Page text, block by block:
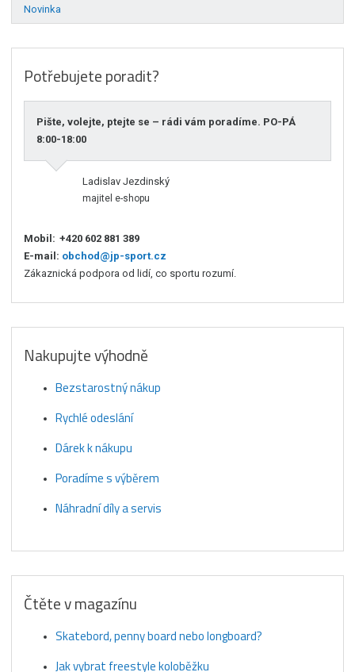
Novinka
Potřebujete poradit?
Pište, volejte, ptejte se – rádi vám poradíme. PO-PÁ
8:00-18:00
Ladislav Jezdinský
majitel e-shopu
Mobil: +420 602 881 389
E-mail: obchod@jp-sport.cz
Zákaznická podpora od lidí, co sportu rozumí.
Nakupujte výhodně
Bezstarostný nákup
Rychlé odeslání
Dárek k nákupu
Poradíme s výběrem
Náhradní díly a servis
Čtěte v magazínu
Skatebord, penny board nebo longboard?
Jak vybrat freestyle koloběžku